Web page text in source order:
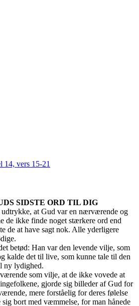
14, vers 15-21
SIDSTE ORD TIL DIG
at Gud var en nærværende og
de ikke finde noget stærkere ord end
de at have sagt nok. Alle yderligere
betød: Han var den levende vilje, som
kalde det til live, som kunne tale til den
ny lydighed.
som vilje, at de ikke vovede at
gjorde sig billeder af Gud for
mere forståelig for deres følelse
sig bort med væmmelse, for man hånede